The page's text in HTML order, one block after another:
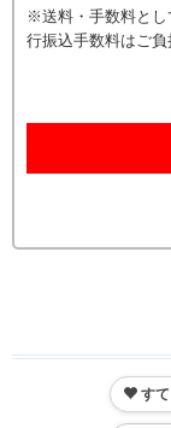
※送料・手数料とし
行振込手数料はご負
すて